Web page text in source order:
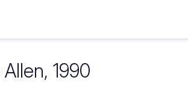
Allen, 1990